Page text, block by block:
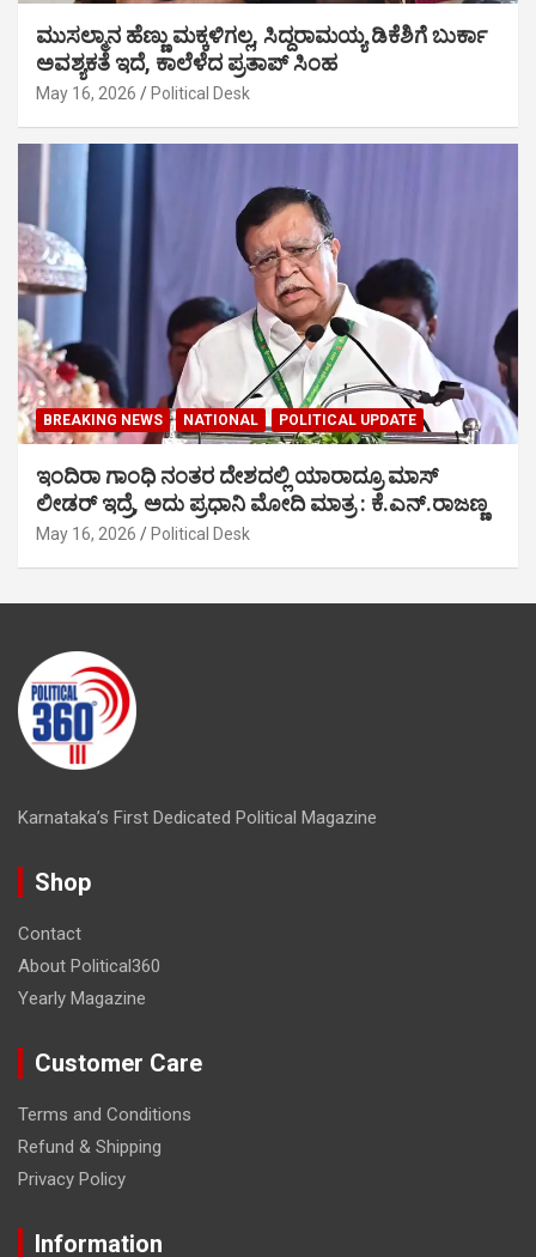
ಮುಸಲ್ಮಾನ ಹೆಣ್ಣು ಮಕ್ಕಳಿಗಲ್ಲ, ಸಿದ್ದರಾಮಯ್ಯ ಡಿಕೆಶಿಗೆ ಬುರ್ಕಾ
ಅವಶ್ಯಕತೆ ಇದೆ, ಕಾಲೆಳೆದ ಪ್ರತಾಪ್ ಸಿಂಹ
May 16, 2026 Political Desk
BREAKING NEWS NATIONAL POLITICAL UPDATE
ಇಂದಿರಾ ಗಾಂಧಿ ನಂತರ ದೇಶದಲ್ಲಿ ಯಾರಾದ್ರೂ ಮಾಸ್
ಲೀಡರ್ ಇದ್ರೆ, ಅದು ಪ್ರಧಾನಿ ಮೋದಿ ಮಾತ್ರ : ಕೆ.ಎನ್.ರಾಜಣ್ಣ
May 16, 2026 Political Desk
Karnataka’s First Dedicated Political Magazine
Shop
Contact
About Political360
Yearly Magazine
Customer Care
Terms and Conditions
Refund & Shipping
Privacy Policy
Information